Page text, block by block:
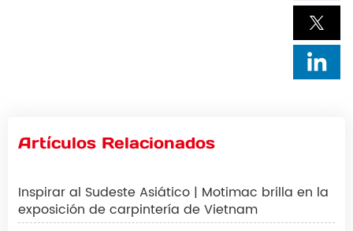
Artículos Relacionados
Inspirar al Sudeste Asiático | Motimac brilla en la
exposición de carpintería de Vietnam